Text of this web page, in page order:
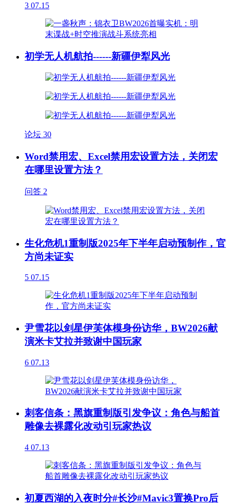
3 07.15
初学无人机航拍------新疆伊犁风光
论坛 30
Word禁用宏、Excel禁用宏设置方法，关闭宏
在哪里设置方法？
问答 2
生化危机1重制版2025年下半年启动预制作，官
方尚未证实
5 07.15
尹雪花以剑星伊芙体模身份访华，BW2026献
演米卡艾拉并致谢中国玩家
6 07.13
刺客信条：黑旗重制版引发争议：角色与船首
雕像去裸露化改动引玩家热议
4 07.13
初夏西湖的入夜时分#长沙#Mavic3置换Pro后